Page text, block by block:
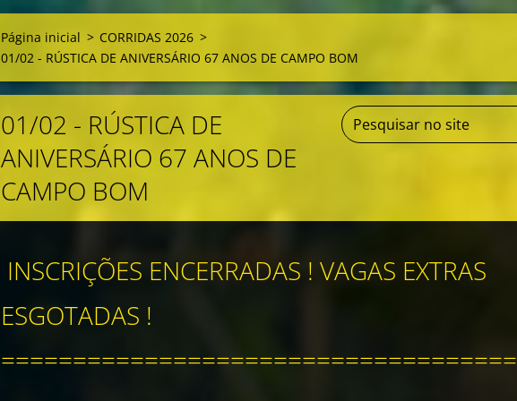
Página inicial > CORRIDAS 2026 >
01/02 - RÚSTICA DE ANIVERSÁRIO 67 ANOS DE CAMPO BOM
01/02 - RÚSTICA DE
ANIVERSÁRIO 67 ANOS DE
CAMPO BOM
INSCRIÇÕES ENCERRADAS ! VAGAS EXTRAS
ESGOTADAS !